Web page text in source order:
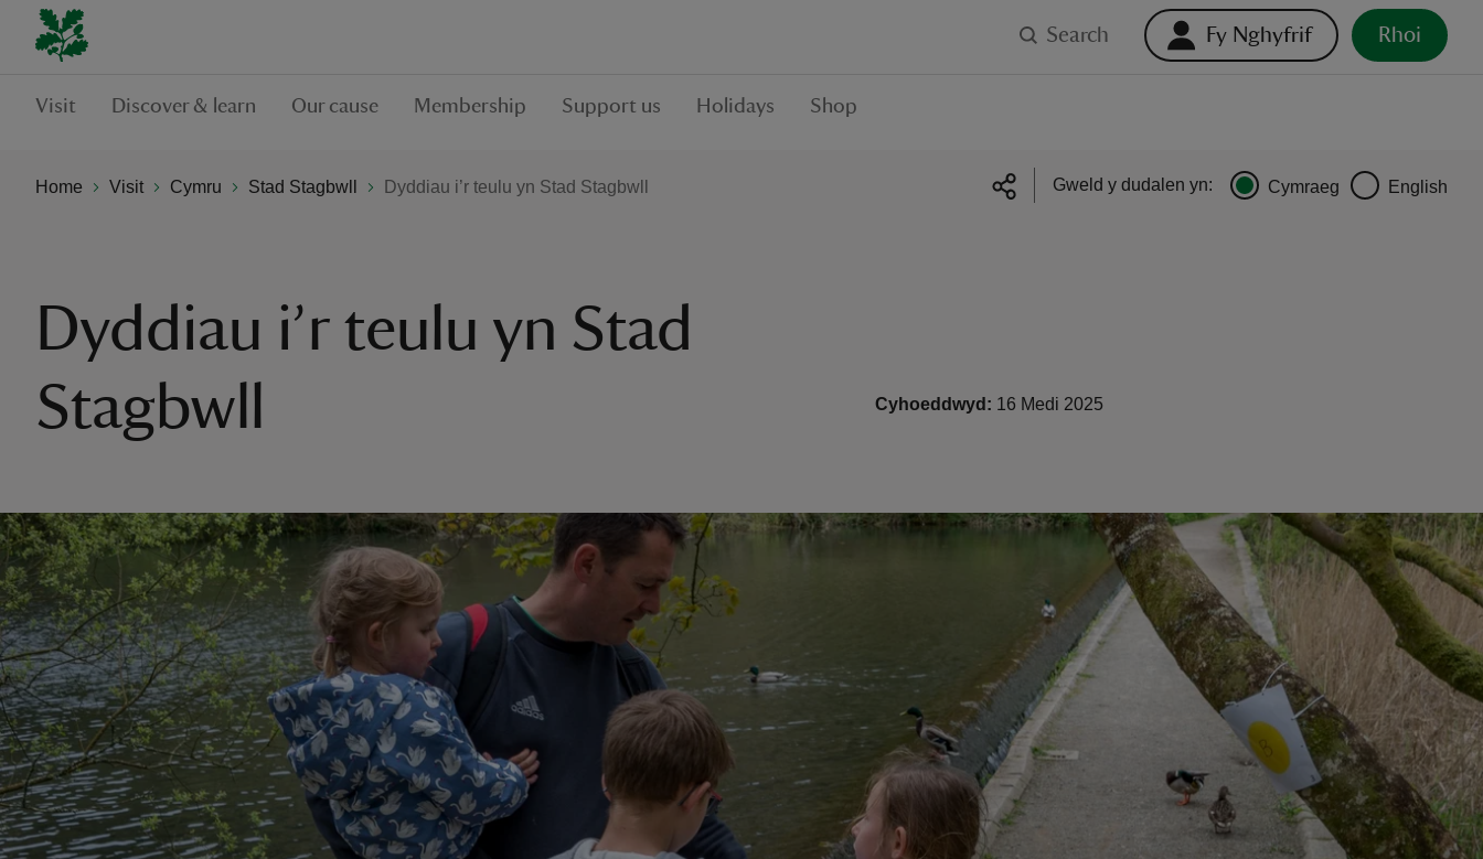
Search Fy Nghyfrif Rhoi
Visit Discover & learn Our cause Membership Support us Holidays Shop
Home Visit Cymru Stad Stagbwll Dyddiau i’r teulu yn Stad Stagbwll Gweld y dudalen yn: Cymraeg English
Dyddiau i’r teulu yn Stad
Stagbwll
Cyhoeddwyd: 16 Medi 2025